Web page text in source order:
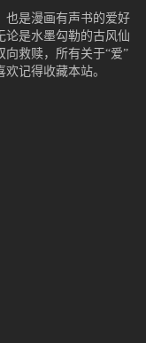
也是漫画有声书的爱好
论是水墨勾勒的古风仙
救赎，所有关于“爱”
记得收藏本站。